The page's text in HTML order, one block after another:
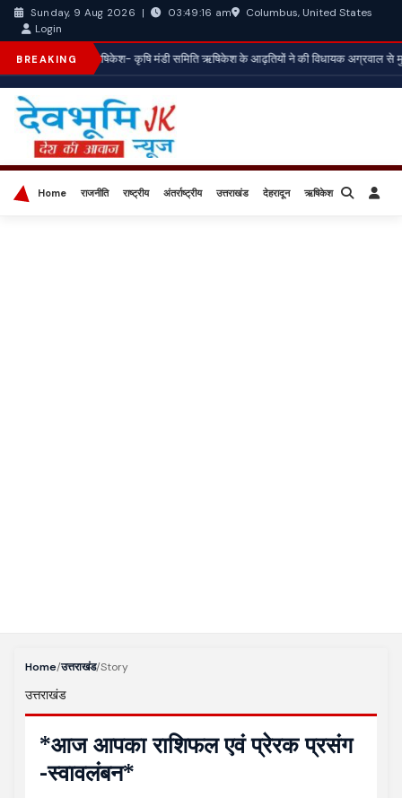
Sunday, 9 Aug 2026 | 03:49:18 am
Columbus, United States
Login
BREAKING ‌*ऋषिकेश- कृषि मंडी समिति ऋषिकेश के आढ़तियों ने की विधायक अग्रवाल से
Home राजनीति राष्ट्रीय अंतर्राष्ट्रीय उत्तराखंड देहरादून ऋषिकेश बिज़नेस
Home/उत्तराखंड/Story
उत्तराखंड
*आज आपका राशिफल एवं प्रेरक प्रसंग
-स्वावलंबन*